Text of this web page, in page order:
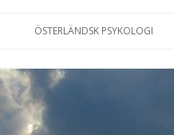
ÖSTERLÄNDSK PSYKOLOGI